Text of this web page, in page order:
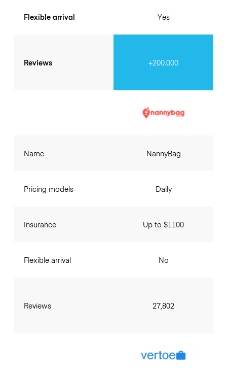
Flexible arrival
Reviews
Yes
+200.000
Name
Pricing models
Insurance
Flexible arrival
Reviews
NannyBag
Daily
Up to $1100
No
27,802